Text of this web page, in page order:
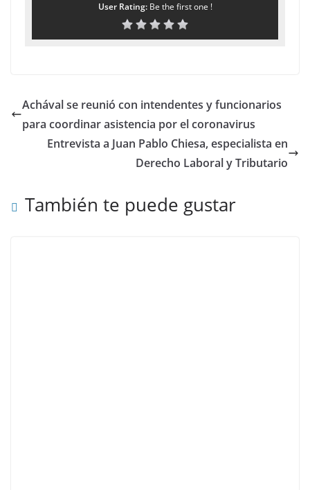
User Rating: Be the first one !
Achával se reunió con intendentes y funcionarios
para coordinar asistencia por el coronavirus
Entrevista a Juan Pablo Chiesa, especialista en
Derecho Laboral y Tributario
También te puede gustar